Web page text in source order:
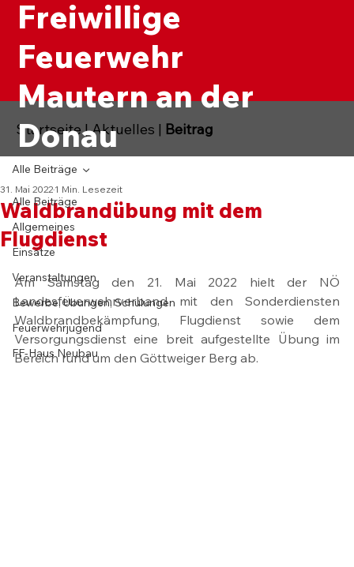
Freiwillige
Feuerwehr
Mautern an der
Donau
Alle Beiträge
Allgemeines
Einsätze
Veranstaltungen
Bewerbe, Übungen, Schulungen
Feuerwehrjugend
FF-Haus Neubau
Alle Beiträge
Waldbrandübung mit dem
Flugdienst
31. Mai 2022 1 Min. Lesezeit
Am Samstag den 21. Mai 2022 hielt der NÖ
Landesfeuerwehrverband mit den Sonderdiensten
Waldbrandbekämpfung, Flugdienst sowie dem
Versorgungsdienst eine breit aufgestellte Übung im
Bereich rund um den Göttweiger Berg ab.
Startseite|Aktuelles | Beitrag